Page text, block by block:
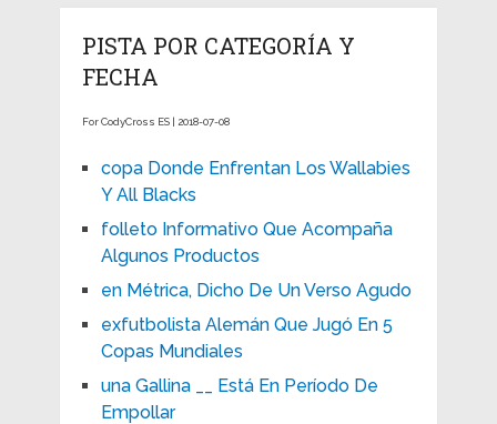
PISTA POR CATEGORÍA Y
FECHA
For CodyCross ES | 2018-07-08
copa Donde Enfrentan Los Wallabies
Y All Blacks
folleto Informativo Que Acompaña
Algunos Productos
en Métrica, Dicho De Un Verso Agudo
exfutbolista Alemán Que Jugó En 5
Copas Mundiales
una Gallina __ Está En Período De
Empollar